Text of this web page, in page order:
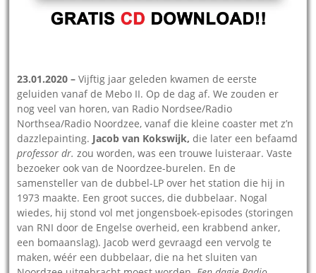
23.01.2020 –Vijftig jaar geleden kwamen de eerste
geluiden vanaf de Mebo II. Op de dag af. We zouden er
nog veel van horen, van Radio Nordsee/Radio
Northsea/Radio Noordzee, vanaf die kleine coaster met z’n
dazzlepainting. Jacob van Kokswijk, die later een befaamd
professor dr. zou worden, was een trouwe luisteraar. Vaste
bezoeker ook van de Noordzee-burelen. En de
samensteller van de dubbel-LP over het station die hij in
1973 maakte. Een groot succes, die dubbelaar. Nogal
wiedes, hij stond vol met jongensboek-episodes (storingen
van RNI door de Engelse overheid, een krabbend anker,
een bomaanslag). Jacob werd gevraagd een vervolg te
maken, wéér een dubbelaar, die na het sluiten van